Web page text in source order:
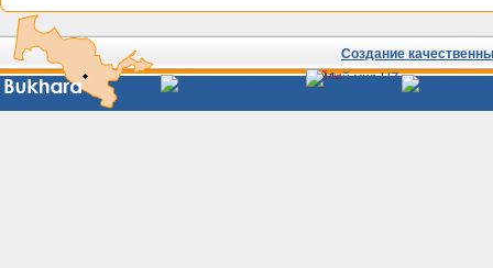
Создание
Сайты
Узбекистана